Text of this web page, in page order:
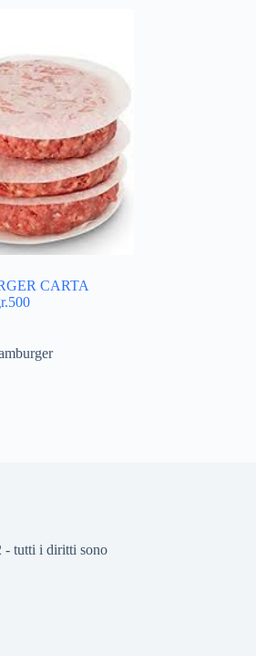
CARTA
tutti i diritti sono